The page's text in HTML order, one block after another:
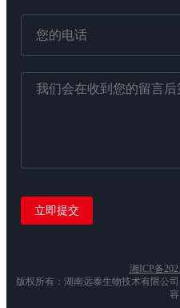
湘ICP备
版权所有：湖南远泰生物技术有限公
容